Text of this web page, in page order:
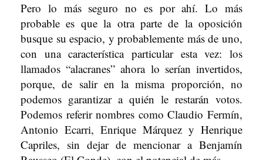
Pero lo más seguro no es por ahí. Lo más
probable es que la otra parte de la oposición
busque su espacio, y probablemente más de uno,
con una característica particular esta vez: los
llamados “alacranes” ahora lo serían invertidos,
porque, de salir en la misma proporción, no
podemos garantizar a quién le restarán votos.
Podemos referir nombres como Claudio Fermín,
Antonio Ecarri, Enrique Márquez y Henrique
Capriles, sin dejar de mencionar a Benjamín